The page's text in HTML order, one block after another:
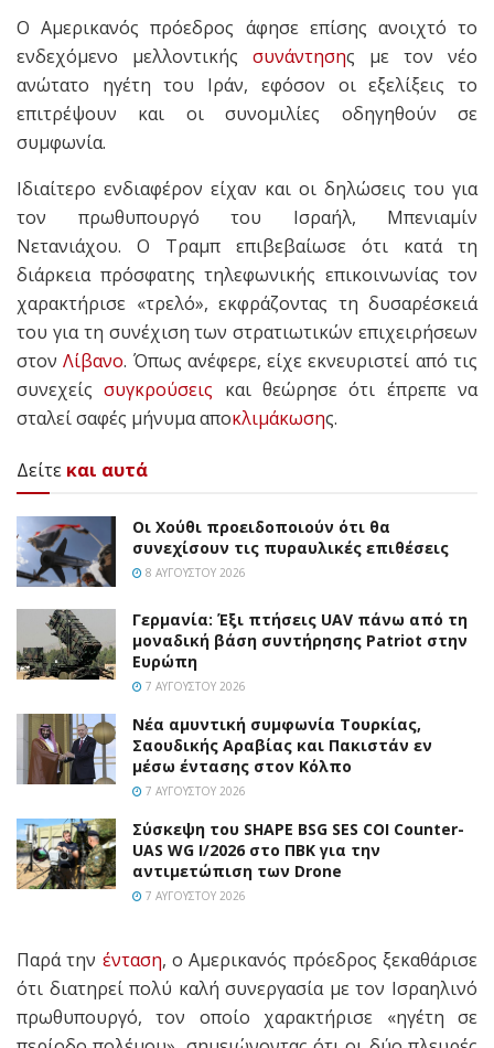
Ο Αμερικανός πρόεδρος άφησε επίσης ανοιχτό το
ενδεχόμενο μελλοντικής συνάντησης με τον νέο
ανώτατο ηγέτη του Ιράν, εφόσον οι εξελίξεις το
επιτρέψουν και οι συνομιλίες οδηγηθούν σε
συμφωνία.
Ιδιαίτερο ενδιαφέρον είχαν και οι δηλώσεις του για
τον πρωθυπουργό του Ισραήλ, Μπενιαμίν
Νετανιάχου. Ο Τραμπ επιβεβαίωσε ότι κατά τη
διάρκεια πρόσφατης τηλεφωνικής επικοινωνίας τον
χαρακτήρισε «τρελό», εκφράζοντας τη δυσαρέσκειά
του για τη συνέχιση των στρατιωτικών επιχειρήσεων
στονΛίβανο. Όπως ανέφερε, είχε εκνευριστεί από τις
συνεχείςσυγκρούσεις και θεώρησε ότι έπρεπε να
σταλεί σαφές μήνυμα αποκλιμάκωσης.
Δείτε και αυτά
Οι Χούθι προειδοποιούν ότι θα
συνεχίσουν τις πυραυλικές επιθέσεις
8 ΑΥΓΟΎΣΤΟΥ 2026
Γερμανία: Έξι πτήσεις UAV πάνω από τη
μοναδική βάση συντήρησης Patriot στην
Ευρώπη
7 ΑΥΓΟΎΣΤΟΥ 2026
Νέα αμυντική συμφωνία Τουρκίας,
Σαουδικής Αραβίας και Πακιστάν εν
μέσω έντασης στον Κόλπο
7 ΑΥΓΟΎΣΤΟΥ 2026
Σύσκεψη του SHAPE BSG SES COI Counter-
UAS WG I/2026 στο ΠΒΚ για την
αντιμετώπιση των Drone
7 ΑΥΓΟΎΣΤΟΥ 2026
Παρά την ένταση, ο Αμερικανός πρόεδρος ξεκαθάρισε
ότι διατηρεί πολύ καλή συνεργασία με τον Ισραηλινό
πρωθυπουργό, τον οποίο χαρακτήρισε «ηγέτη σε